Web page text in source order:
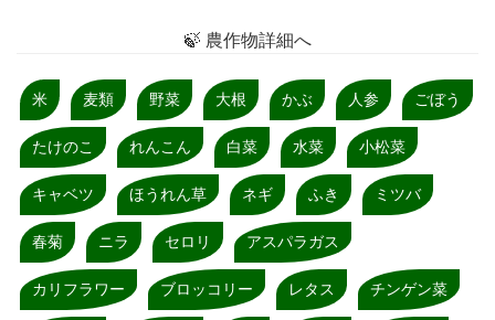
🍃 農作物詳細へ
米 麦類 野菜 大根 かぶ 人参 ごぼう
たけのこ れんこん 白菜 水菜 小松菜
キャベツ ほうれん草 ネギ ふき ミツバ
春菊 ニラ セロリ アスパラガス
カリフラワー ブロッコリー レタス チンゲン菜